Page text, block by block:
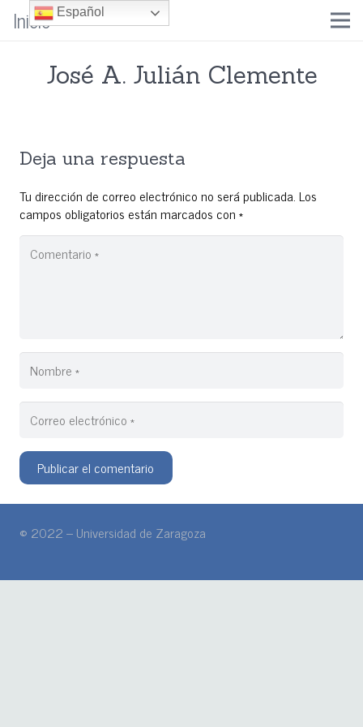
Inicio
José A. Julián Clemente
Deja una respuesta
Tu dirección de correo electrónico no será publicada.Los
campos obligatorios están marcados con*
Publicar el comentario
© 2022 – Universidad de Zaragoza
Español